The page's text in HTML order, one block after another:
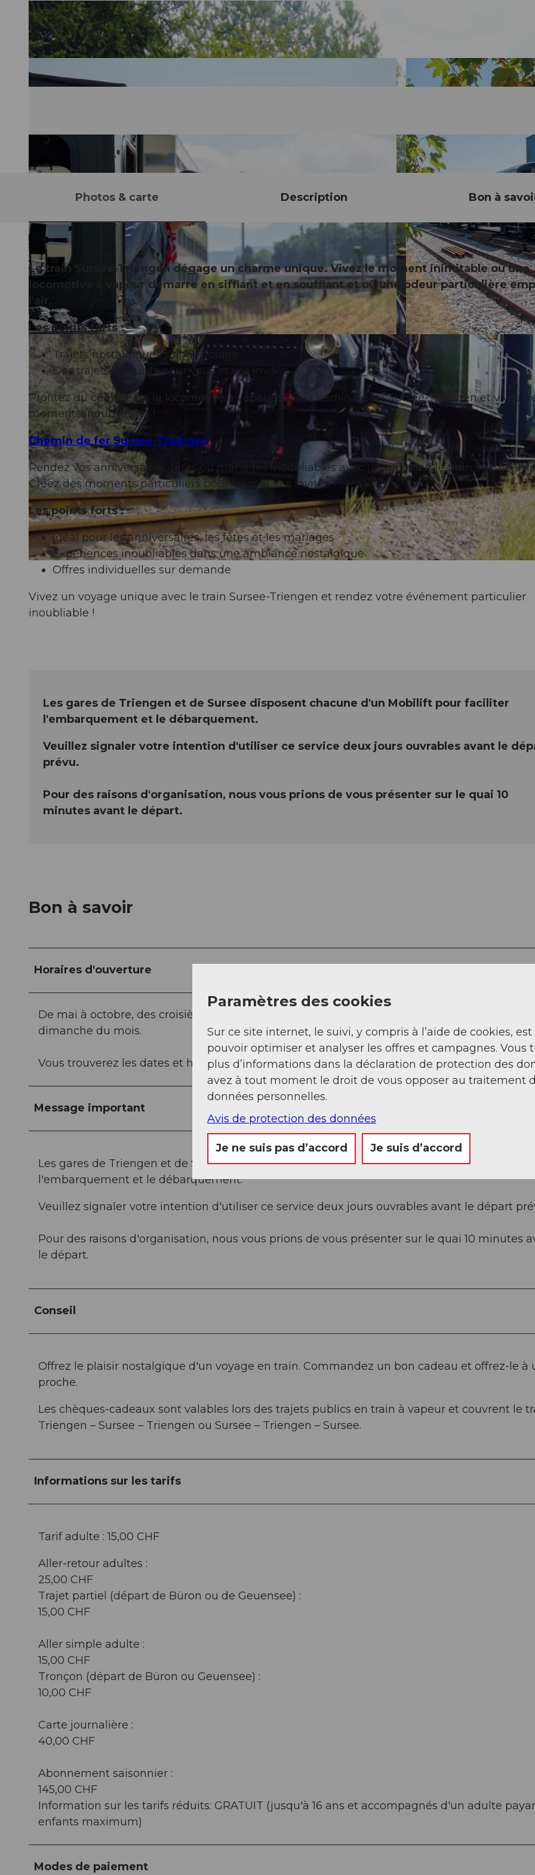
CC-BY
Photos & carte Description Bon à
Le train Sursee-Triengen dégage un charme unique. Vivez le moment inimitable où une
locomotive à vapeur démarre en sifflant et en soufflant et où une odeur particulière
Les points forts :
Trajets nostalgiques selon l'horaire
Des trajets exclusifs pour vous et vos invités
Profitez du charme de la locomotive à vapeur sur le chemin de fer Sursee-Triengen et vivez
moments inoubliables !
Chemin de fer Sursee-Triengen
Rendez vos anniversaires, fêtes ou mariages inoubliables avec un trajet sur le train Sursee-
Créez des moments particuliers pour vous et vos invités.
Les points forts :
Idéal pour les anniversaires, les fêtes et les mariages
Expériences inoubliables dans une ambiance nostalgique
Offres individuelles sur demande
Vivez un voyage unique avec le train Sursee-Triengen et rendez votre événement particulier
inoubliable !
Les gares de Triengen et de Sursee disposent chacune d'un Mobilift pour faciliter
l'embarquement et le débarquement.
Veuillez signaler votre intention d'utiliser ce service deux jours ouvrables avant le
prévu.
Pour des raisons d'organisation, nous vous prions de vous présenter sur le quai 10
minutes avant le départ.
Bon à savoir
Horaires d'ouverture
De mai à octobre, des croisières publiques en bateau à vapeur sont organisées le dernier
dimanche du mois.
Vous trouverez les dates et horaires précis sur le site web.
Message important
Les gares de Triengen et de Sursee disposent chacune d'un Mobilift pour faciliter
l'embarquement et le débarquement.
Veuillez signaler votre intention d'utiliser ce service deux jours ouvrables avant le départ
Pour des raisons d'organisation, nous vous prions de vous présenter sur le quai 10 minutes
le départ.
Conseil
Offrez le plaisir nostalgique d'un voyage en train. Commandez un bon cadeau et offrez-le à
proche.
Les chèques-cadeaux sont valables lors des trajets publics en train à vapeur et couvrent le
Triengen – Sursee – Triengen ou Sursee – Triengen – Sursee.
Informations sur les tarifs
Tarif adulte : 15,00 CHF
Aller-retour adultes :
25,00 CHF
Trajet partiel (départ de Büron ou de Geuensee) :
15,00 CHF
Aller simple adulte :
15,00 CHF
Tronçon (départ de Büron ou Geuensee) :
10,00 CHF
Carte journalière :
40,00 CHF
Abonnement saisonnier :
145,00 CHF
Information sur les tarifs réduits: GRATUIT (jusqu'à 16 ans et accompagnés d'un adulte
enfants maximum)
Modes de paiement
Paramètres des cookies
Sur ce site internet, le suivi, y compris à l’aide de cookies,
pouvoir optimiser et analyser les offres et campagnes. Vous
plus d’informations dans la déclaration de protection des
avez à tout moment le droit de vous opposer au traitement
données personnelles.
Avis de protection des données
Je ne suis pas d’accord Je suis d’accord